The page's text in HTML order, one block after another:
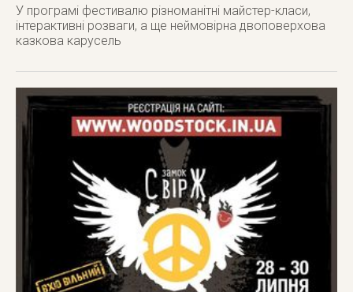
У програмі фестивалю різноманітні майстер-класи,
інтерактивні розваги, а ще неймовірна двоповерхова
казкова карусель